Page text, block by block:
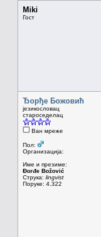
Miki
Гост
Ђорђе Божовић
језикословац
староседелац
Ван мреже
Пол:
Организација:
Име и презиме:
Đorđe Božović
Струка: lingvist
Поруке: 4.322